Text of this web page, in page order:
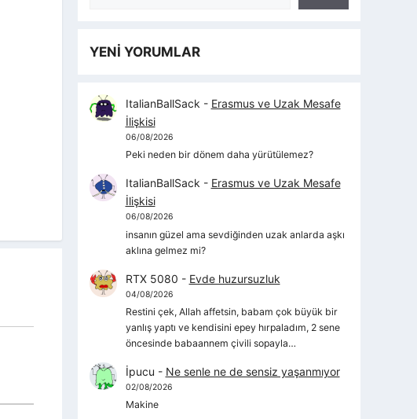
YENİ YORUMLAR
ItalianBallSack - Erasmus ve Uzak Mesafe
İlişkisi
06/08/2026
Peki neden bir dönem daha yürütülemez?
ItalianBallSack - Erasmus ve Uzak Mesafe
İlişkisi
06/08/2026
insanın güzel ama sevdiğinden uzak anlarda aşkı
aklına gelmez mi?
RTX 5080 - Evde huzursuzluk
04/08/2026
Restini çek, Allah affetsin, babam çok büyük bir
yanlış yaptı ve kendisini epey hırpaladım, 2 sene
öncesinde babaannem çivili sopayla…
İpucu - Ne senle ne de sensiz yaşanmıyor
02/08/2026
Makine